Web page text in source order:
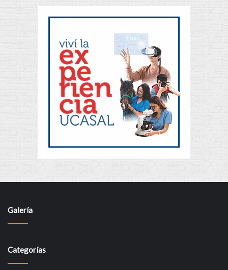
Galería
Categorías